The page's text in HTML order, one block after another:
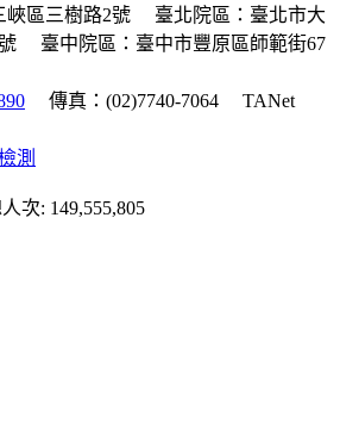
峽區三樹路2號
臺北院區：臺北市大
臺中院區：臺中市豐原區師範街67
傳真：(02)7740-7064
TANet
次: 149,555,805